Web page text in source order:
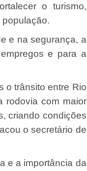
o turismo,
e na segurança, a
e para a
o trânsito entre Rio
rodovia com maior
criando condições
o secretário de
e a importância da